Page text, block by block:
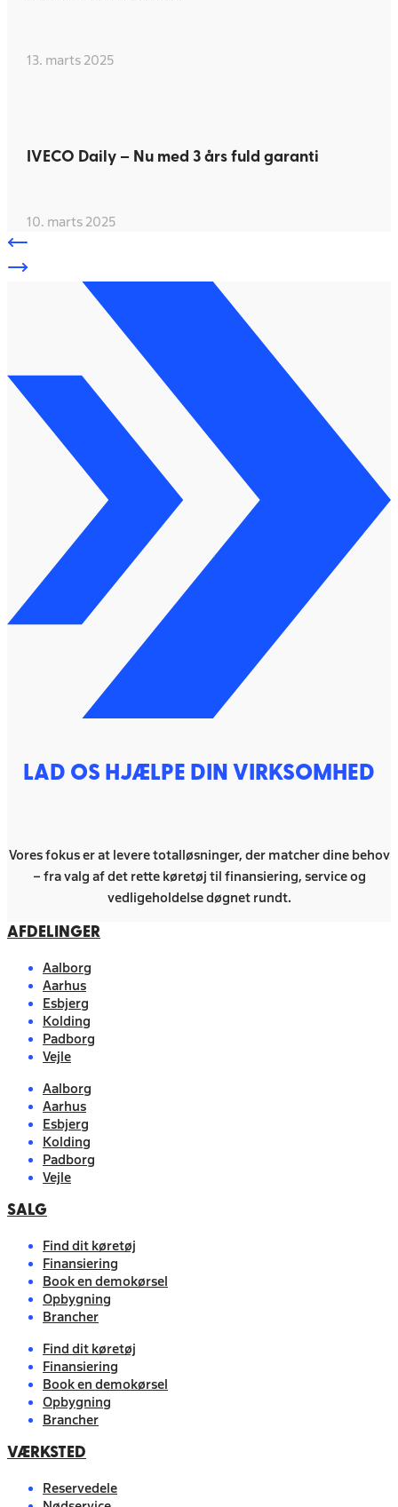
13. marts 2025
IVECO Daily – Nu med 3 års fuld garanti
10. marts 2025
LAD OS HJÆLPE DIN VIRKSOMHED
Vores fokus er at levere totalløsninger, der matcher dine behov
– fra valg af det rette køretøj til finansiering, service og
vedligeholdelse døgnet rundt.
AFDELINGER
Aalborg
Aarhus
Esbjerg
Kolding
Padborg
Vejle
Aalborg
Aarhus
Esbjerg
Kolding
Padborg
Vejle
SALG
Find dit køretøj
Finansiering
Book en demokørsel
Opbygning
Brancher
Find dit køretøj
Finansiering
Book en demokørsel
Opbygning
Brancher
VÆRKSTED
Reservedele